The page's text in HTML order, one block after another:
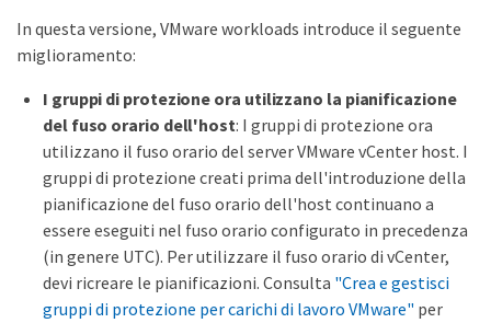
In questa versione, VMware workloads introduce il seguente
miglioramento:
I gruppi di protezione ora utilizzano la pianificazione
del fuso orario dell'host: I gruppi di protezione ora
utilizzano il fuso orario del server VMware vCenter host. I
gruppi di protezione creati prima dell'introduzione della
pianificazione del fuso orario dell'host continuano a
essere eseguiti nel fuso orario configurato in precedenza
(in genere UTC). Per utilizzare il fuso orario di vCenter,
devi ricreare le pianificazioni. Consulta "Crea e gestisci
gruppi di protezione per carichi di lavoro VMware" per